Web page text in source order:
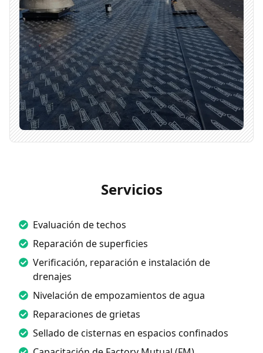
Servicios
Evaluación de techos
Reparación de superficies
Verificación, reparación e instalación de
drenajes
Nivelación de empozamientos de agua
Reparaciones de grietas
Sellado de cisternas en espacios confinados